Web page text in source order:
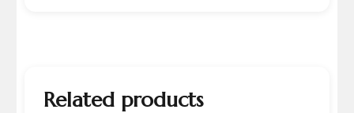
Related products